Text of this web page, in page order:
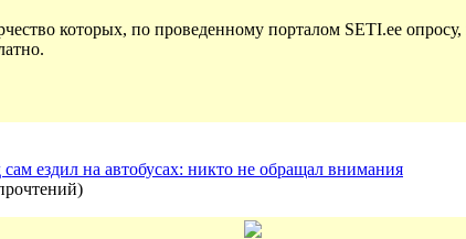
которых, по проведенному порталом SETI.ee
ездил на автобусах: никто не обращал внимания
)